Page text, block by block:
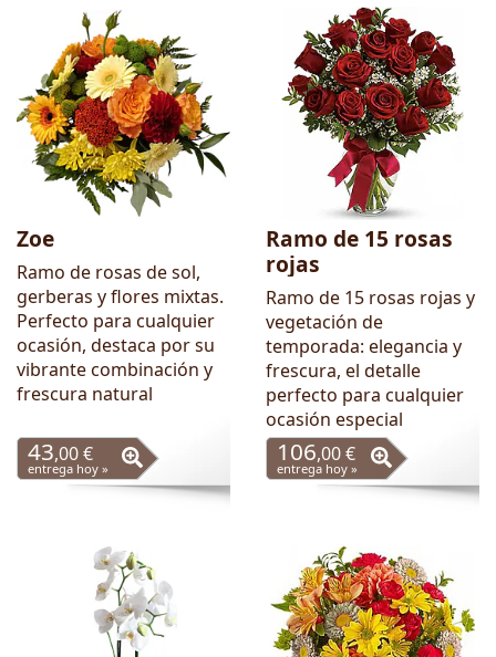
Zoe
Ramo de rosas de sol,
gerberas y flores mixtas.
Perfecto para cualquier
ocasión, destaca por su
vibrante combinación y
frescura natural
43,00 €
entrega hoy »
Ramo de 15 rosas
rojas
Ramo de 15 rosas rojas y
vegetación de
temporada: elegancia y
frescura, el detalle
perfecto para cualquier
ocasión especial
106,00 €
entrega hoy »